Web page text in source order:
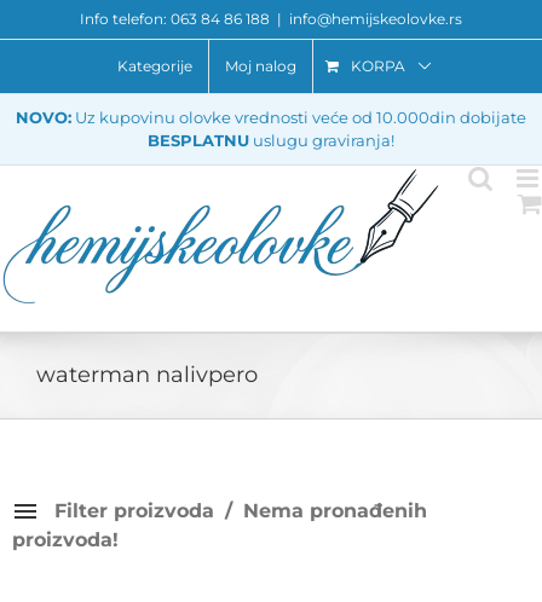
Info telefon: 063 84 86 188 | info@hemijskeolovke.rs
Kategorije Moj nalog KORPA
NOVO: Uz kupovinu olovke vrednosti veće od 10.000din dobijate
BESPLATNU uslugu graviranja!
waterman nalivpero
Filter proizvoda
Nema pronađenih
proizvoda!